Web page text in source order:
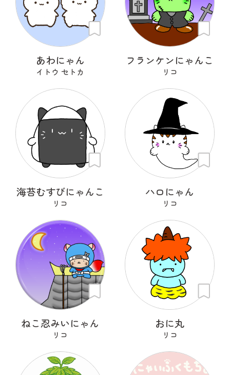
あわにゃん
イトウ セトカ
フランケンにゃんこ
リコ
海苔むすびにゃんこ
リコ
ハロにゃん
リコ
ねこ忍みいにゃん
リコ
おに丸
リコ